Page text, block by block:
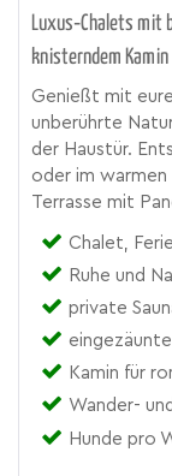
Luxus‑Chalets mit
knisterndem Kamin
Genießt mit
unberührte
der Haustür.
oder im warmen
Terrasse mit
Chalet,
Ruhe und
private
Kamin für
Wander-
Hunde pro